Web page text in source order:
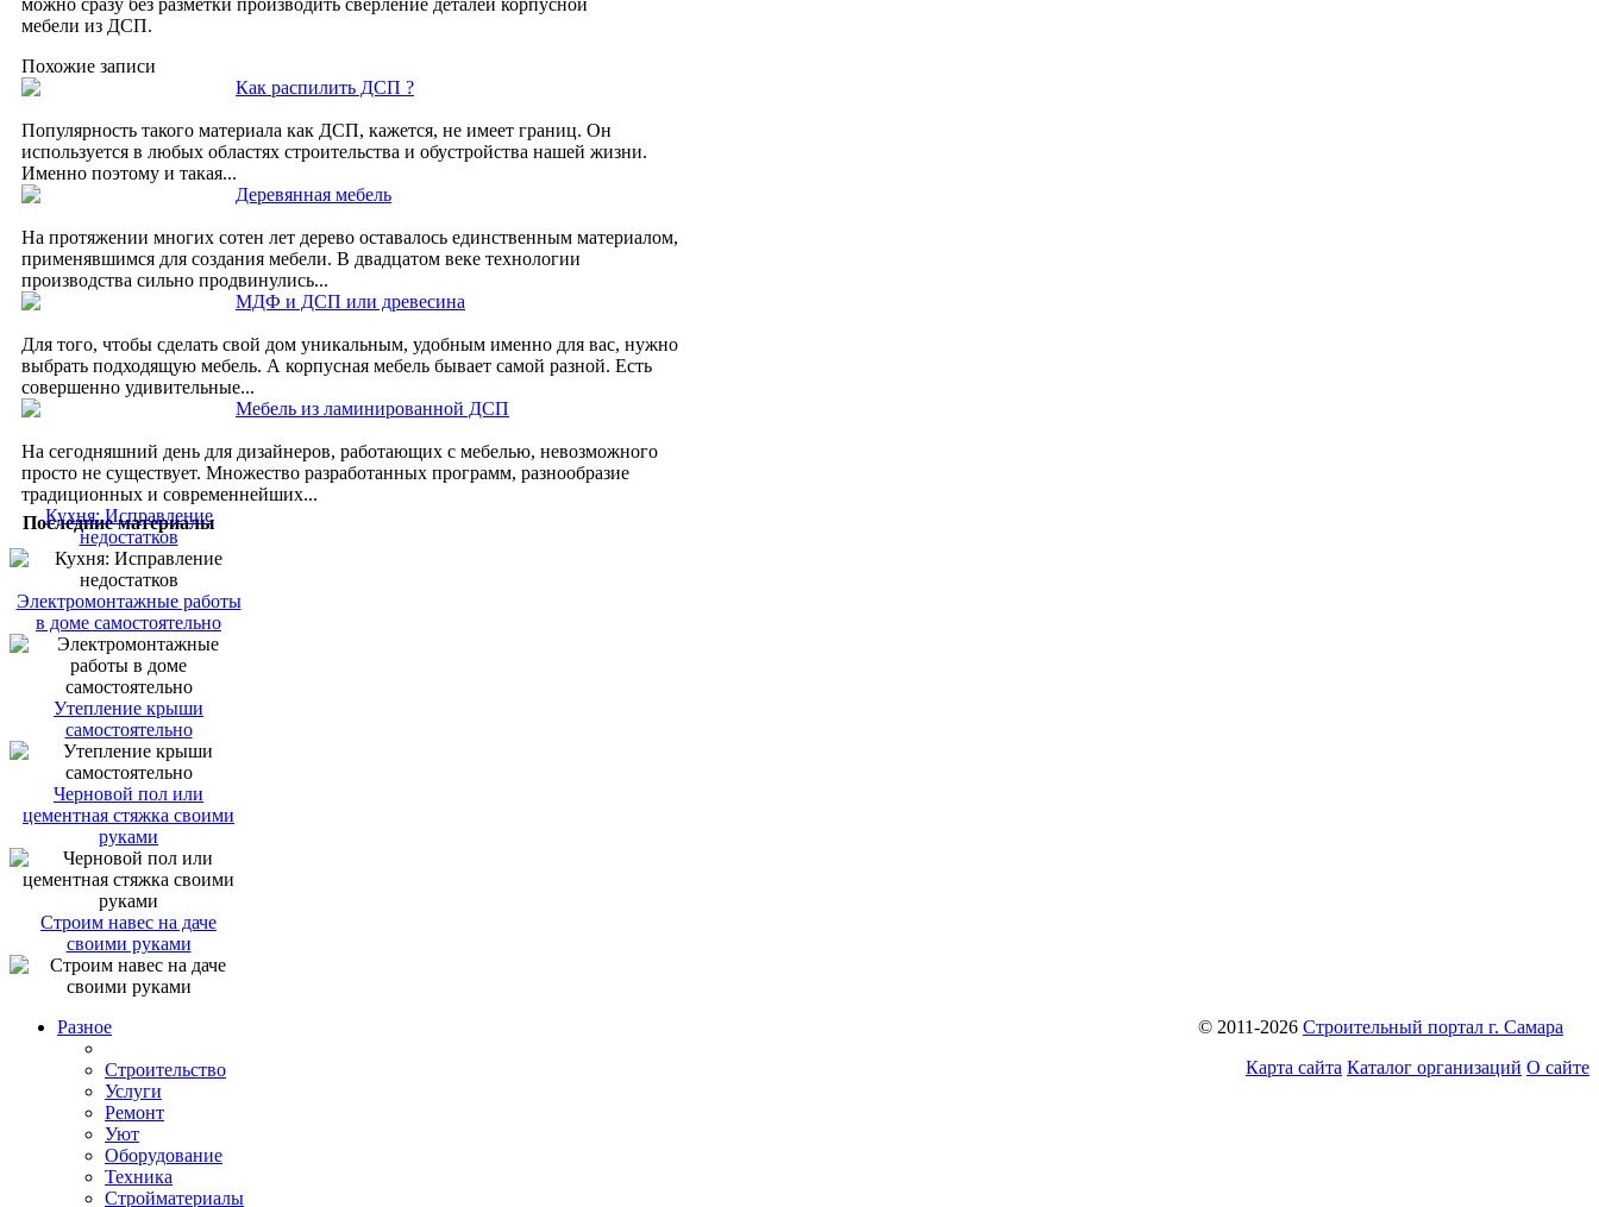
мебели из ДСП.
Похожие записи
Как распилить ДСП ?
Популярность такого материала как ДСП, кажется, не имеет границ. Он
используется в любых областях строительства и обустройства нашей жизни.
Именно поэтому и такая...
Деревянная мебель
На протяжении многих сотен лет дерево оставалось единственным материалом,
применявшимся для создания мебели. В двадцатом веке технологии
производства сильно продвинулись...
МДФ и ДСП или древесина
Для того, чтобы сделать свой дом уникальным, удобным именно для вас, нужно
выбрать подходящую мебель. А корпусная мебель бывает самой разной. Есть
совершенно удивительные...
Мебель из ламинированной ДСП
На сегодняшний день для дизайнеров, работающих с мебелью, невозможного
просто не существует. Множество разработанных программ, разнообразие
традиционных и современнейших...
Последние материалы
Кухня: Исправление
недостатков
Электромонтажные работы
в доме самостоятельно
Утепление крыши
самостоятельно
Черновой пол или
цементная стяжка своими
руками
Строим навес на даче
своими руками
© 2011-2026 Строительный портал г. Самара
Карта сайта Каталог организаций О сайте
Разное
Строительство
Услуги
Ремонт
Уют
Оборудование
Техника
Стройматериалы